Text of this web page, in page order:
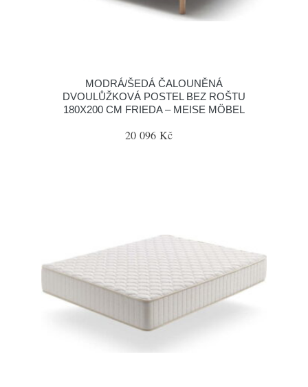
MODRÁ/ŠEDÁ ČALOUNĚNÁ
DVOULŮŽKOVÁ POSTEL BEZ ROŠTU
180X200 CM FRIEDA – MEISE MÖBEL
20 096 Kč